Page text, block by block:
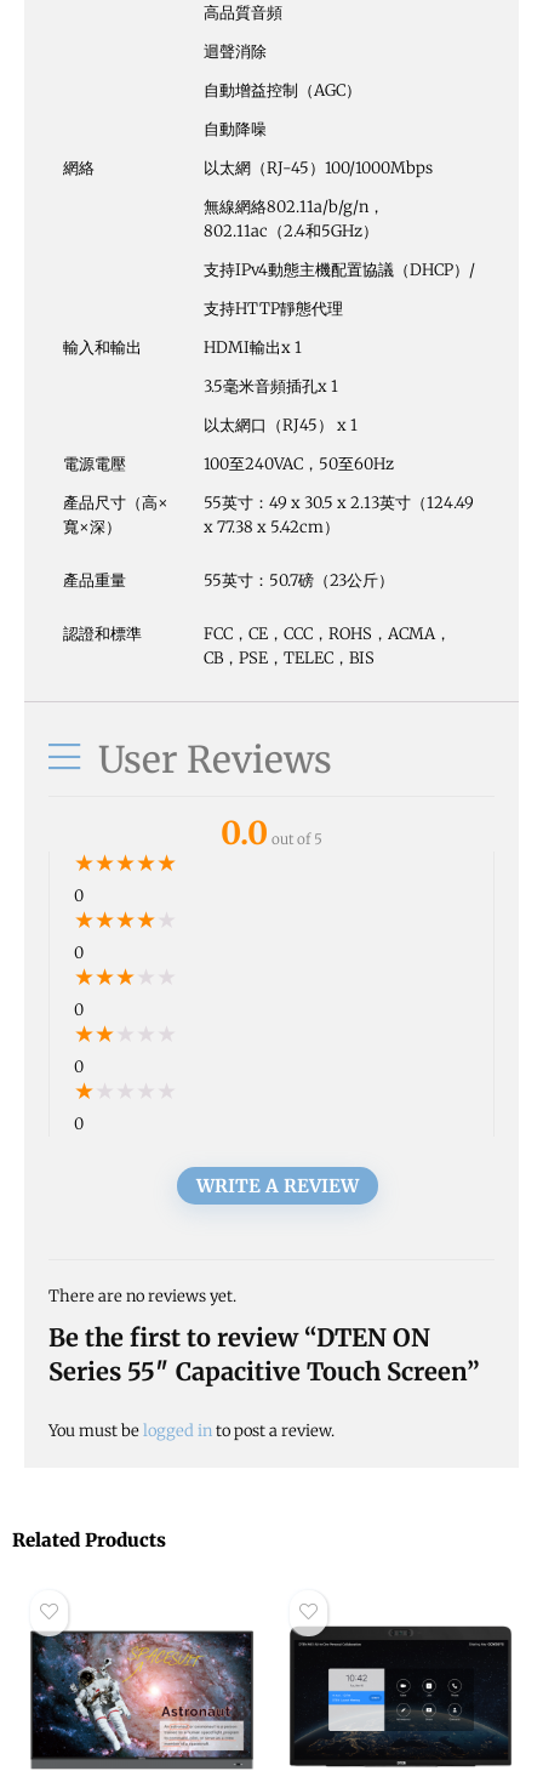
高品質音頻
迴聲消除
自動增益控制（AGC）
自動降噪
網絡
以太網（RJ-45）100/1000Mbps
無線網絡802.11a/b/g/n，
802.11ac（2.4和5GHz）
支持IPv4動態主機配置協議（DHCP）/
支持HTTP靜態代理
輸入和輸出
HDMI輸出x 1
3.5毫米音頻插孔x 1
以太網口（RJ45） x 1
電源電壓
100至240VAC，50至60Hz
產品尺寸（高×
寬×深）
55英寸：49 x 30.5 x 2.13英寸（124.49
x 77.38 x 5.42cm）
產品重量 55英寸：50.7磅（23公斤）
認證和標準
FCC，CE，CCC，ROHS，ACMA，
CB，PSE，TELEC，BIS
User Reviews
0.0 out of 5
★★★★★
0
★★★★★
0
★★★★ ★
0
★★★ ★ ★
0
★★ ★ ★ ★
0
WRITE A REVIEW
There are no reviews yet.
Be the first to review “DTEN ON
Series 55″ Capacitive Touch Screen”
You must belogged into post a review.
Related Products